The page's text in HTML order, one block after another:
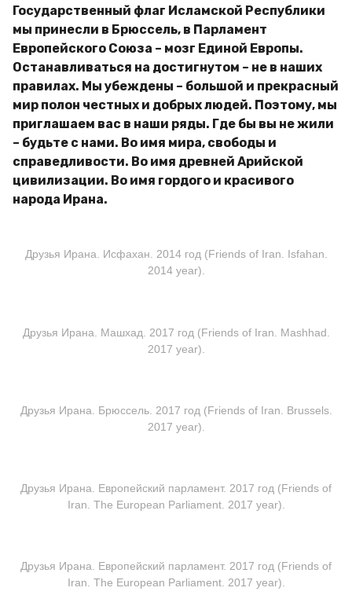
Государственный флаг Исламской Республики
мы принесли в Брюссель, в Парламент
Европейского Союза – мозг Единой Европы.
Останавливаться на достигнутом – не в наших
правилах. Мы убеждены – большой и прекрасный
мир полон честных и добрых людей. Поэтому, мы
приглашаем вас в наши ряды. Где бы вы не жили
– будьте с нами. Во имя мира, свободы и
справедливости. Во имя древней Арийской
цивилизации. Во имя гордого и красивого
народа Ирана.
Друзья Ирана. Исфахан. 2014 год (Friends of Iran. Isfahan.
2014 year).
Друзья Ирана. Машхад. 2017 год (Friends of Iran. Mashhad.
2017 year).
Друзья Ирана. Брюссель. 2017 год (Friends of Iran. Brussels.
2017 year).
Друзья Ирана. Европейский парламент. 2017 год (Friends of
Iran. The European Parliament. 2017 year).
Друзья Ирана. Европейский парламент. 2017 год (Friends of
Iran. The European Parliament. 2017 year).